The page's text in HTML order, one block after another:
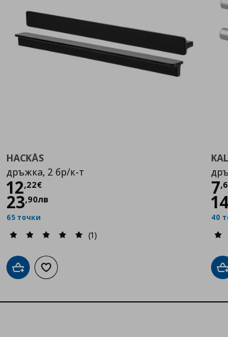
HACKÅS
дръжка, 2 бр/к-т
12,22€
Цена
23,90лв
65 точки
(1)
Добави в кошницата
Добави към списъка с любими
7,
40